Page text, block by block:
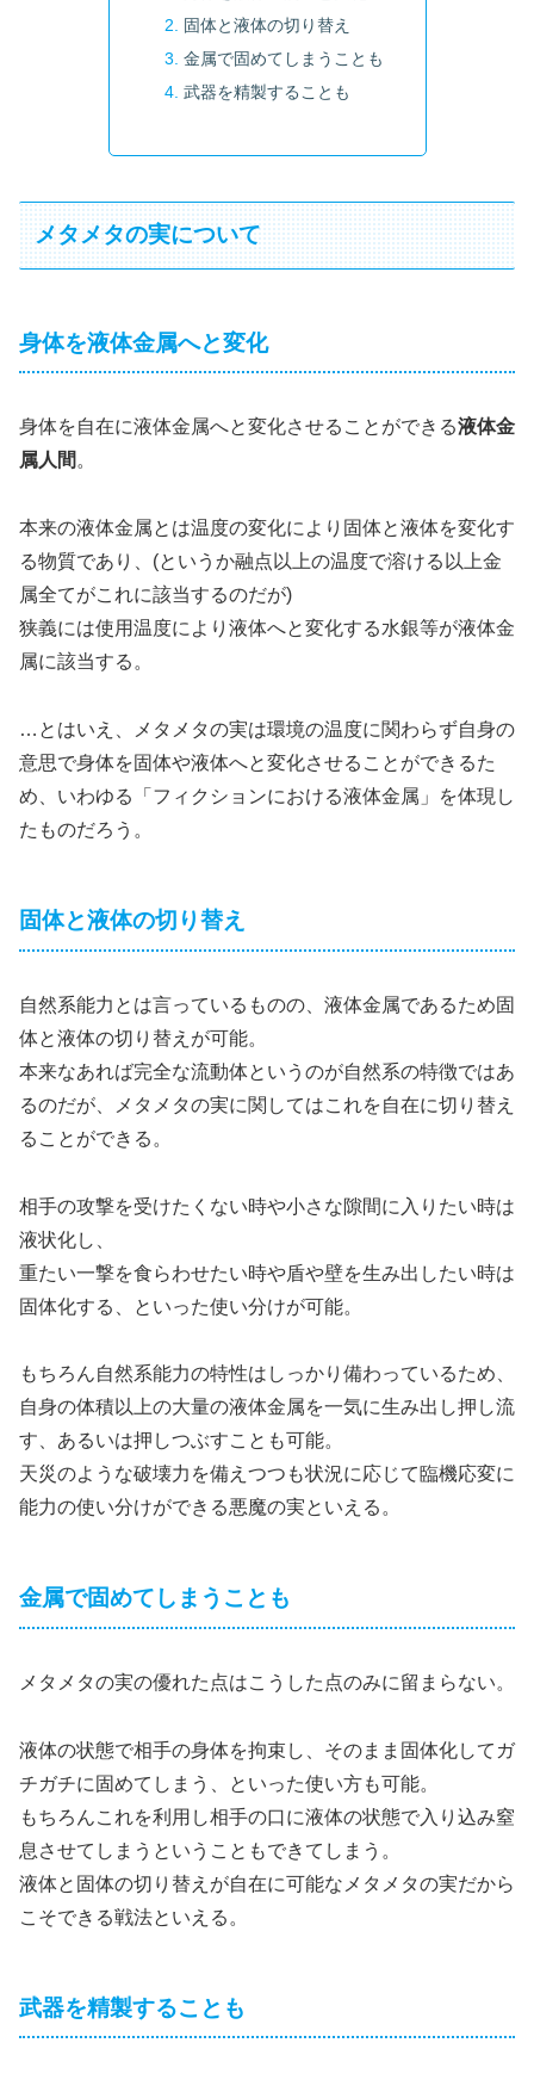
固体と液体の切り替え
金属で固めてしまうことも
武器を精製することも
メタメタの実について
身体を液体金属へと変化
身体を自在に液体金属へと変化させることができる液体金
属人間。
本来の液体金属とは温度の変化により固体と液体を変化す
る物質であり、(というか融点以上の温度で溶ける以上金
属全てがこれに該当するのだが)
狭義には使用温度により液体へと変化する水銀等が液体金
属に該当する。
…とはいえ、メタメタの実は環境の温度に関わらず自身の
意思で身体を固体や液体へと変化させることができるた
め、いわゆる「フィクションにおける液体金属」を体現し
たものだろう。
固体と液体の切り替え
自然系能力とは言っているものの、液体金属であるため固
体と液体の切り替えが可能。
本来なあれば完全な流動体というのが自然系の特徴ではあ
るのだが、メタメタの実に関してはこれを自在に切り替え
ることができる。
相手の攻撃を受けたくない時や小さな隙間に入りたい時は
液状化し、
重たい一撃を食らわせたい時や盾や壁を生み出したい時は
固体化する、といった使い分けが可能。
もちろん自然系能力の特性はしっかり備わっているため、
自身の体積以上の大量の液体金属を一気に生み出し押し流
す、あるいは押しつぶすことも可能。
天災のような破壊力を備えつつも状況に応じて臨機応変に
能力の使い分けができる悪魔の実といえる。
金属で固めてしまうことも
メタメタの実の優れた点はこうした点のみに留まらない。
液体の状態で相手の身体を拘束し、そのまま固体化してガ
チガチに固めてしまう、といった使い方も可能。
もちろんこれを利用し相手の口に液体の状態で入り込み窒
息させてしまうということもできてしまう。
液体と固体の切り替えが自在に可能なメタメタの実だから
こそできる戦法といえる。
武器を精製することも